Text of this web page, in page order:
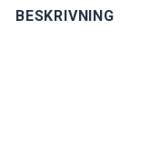
BESKRIVNING